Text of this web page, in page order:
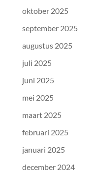
oktober 2025
september 2025
augustus 2025
juli 2025
juni 2025
mei 2025
maart 2025
februari 2025
januari 2025
december 2024